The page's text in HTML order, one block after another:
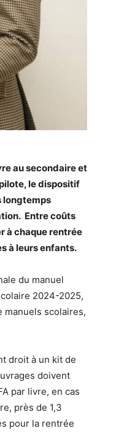
au secondaire et
le dispositif
longtemps
Entre coûts
à chaque rentrée
à leurs enfants.
du manuel
2024-2025,
scolaires,
droit à un kit de
doivent
par livre, en cas
près de 1,3
pour la rentrée